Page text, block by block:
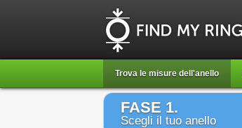
Trova le misure dell'anello
FASE 1.
Scegli il tuo anello